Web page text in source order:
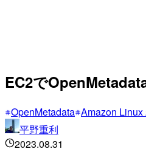
EC2で
OpenMetadata Amazon Linux
平野重利
2023.08.31